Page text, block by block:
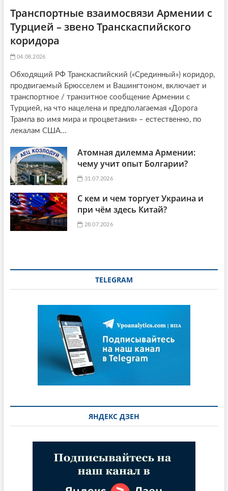
Транспортные взаимосвязи Армении с
Турцией – звено Транскаспийского
коридора
04.08.2026
Обходящий РФ Транскаспийский («Срединный») коридор,
продвигаемый Брюсселем и Вашингтоном, включает и
транспортное / транзитное сообщение Армении с
Турцией, на что нацелена и предполагаемая «Дорога
Трампа во имя мира и процветания» – естественно, по
лекалам США...
Атомная дилемма Армении:
чему учит опыт Болгарии?
31.07.2026
С кем и чем торгует Украина и
при чём здесь Китай?
28.07.2026
TELEGRAM
ЯНДЕКС ДЗЕН